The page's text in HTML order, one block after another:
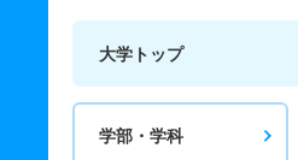
大学トップ
学部・学科